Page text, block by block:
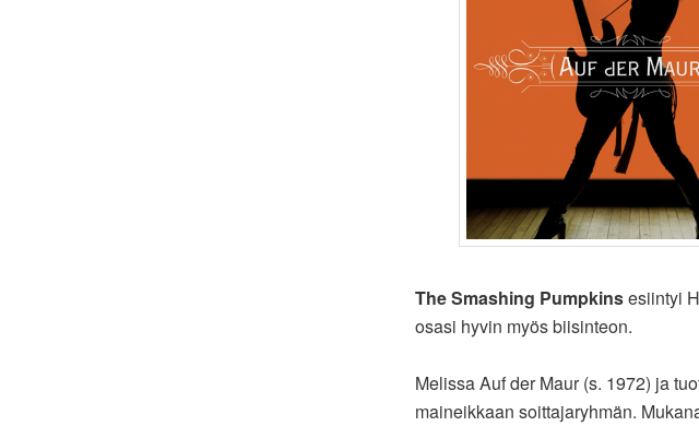
The Smashing Pumpkinsesiintyi
osasi hyvin myös biisinteon.
Melissa Auf der Maur (s. 1972) ja
maineikkaan soittajaryhmän.